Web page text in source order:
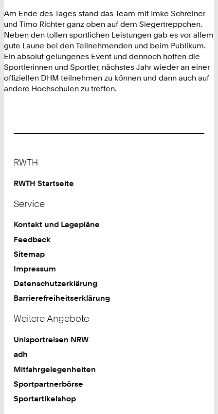
Am Ende des Tages stand das Team mit Imke Schreiner
und Timo Richter ganz oben auf dem Siegertreppchen.
Neben den tollen sportlichen Leistungen gab es vor allem
gute Laune bei den Teilnehmenden und beim Publikum.
Ein absolut gelungenes Event und dennoch hoffen die
Sportlerinnen und Sportler, nächstes Jahr wieder an einer
offiziellen DHM teilnehmen zu können und dann auch auf
andere Hochschulen zu treffen.
RWTH
RWTH Startseite
Service
Kontakt und Lagepläne
Feedback
Sitemap
Impressum
Datenschutzerklärung
Barrierefreiheitserklärung
Weitere Angebote
Unisportreisen NRW
adh
Mitfahrgelegenheiten
Sportpartnerbörse
Sportartikelshop